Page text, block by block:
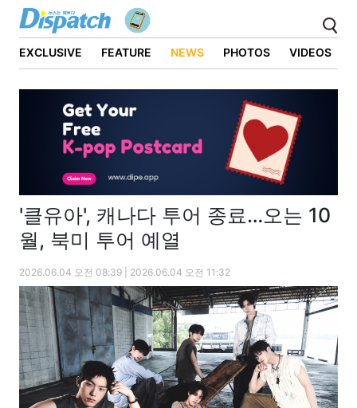
EXCLUSIVE FEATURE NEWS PHOTOS VIDEOS
'클유아', 캐나다 투어 종료…오는 10
월, 북미 투어 예열
2026.06.04 오전 08:39 | 2026.06.04 오전 11:32